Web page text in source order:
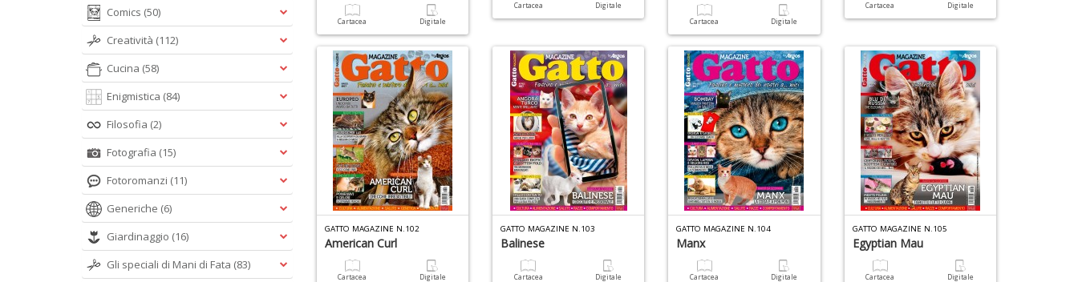
Cartacea Digitale
Cartacea Digitale
Cartacea Digitale
Cartacea Digitale
GATTO MAGAZINE N.102
American Curl
Cartacea Digitale
GATTO MAGAZINE N.103
Balinese
Cartacea Digitale
GATTO MAGAZINE N.104
Manx
Cartacea Digitale
GATTO MAGAZINE N.105
Egyptian Mau
Cartacea Digitale
Comics (50)
Creatività (112)
Cucina (58)
Enigmistica (84)
Filosofia (2)
Fotografia (15)
Fotoromanzi (11)
Generiche (6)
Giardinaggio (16)
Gli speciali di Mani di Fata (83)